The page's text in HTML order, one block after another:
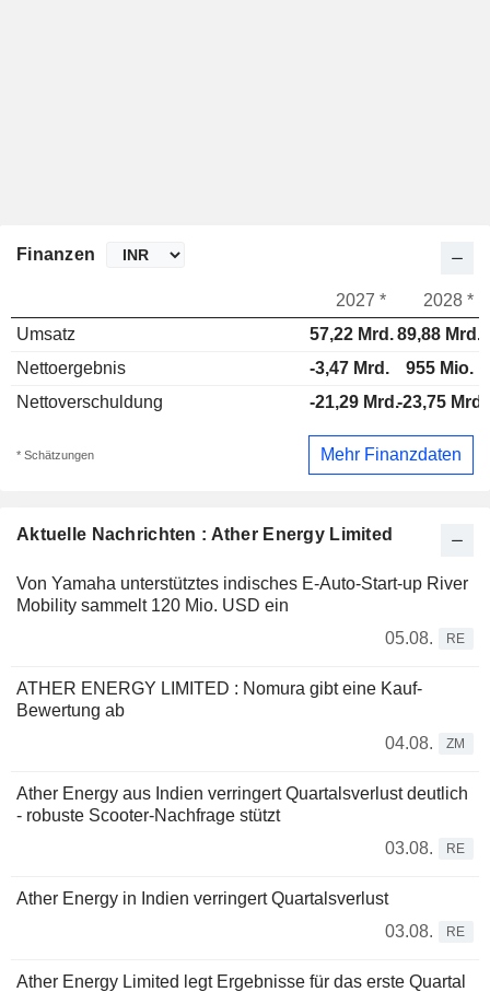
Aktuelle Nachrichten : Ather Energy Limited
Von Yamaha unterstütztes indisches E-Auto-Start-up River
Mobility sammelt 120 Mio. USD ein
05.08.
RE
ATHER ENERGY LIMITED : Nomura gibt eine Kauf-
Bewertung ab
04.08.
ZM
Ather Energy aus Indien verringert Quartalsverlust deutlich
- robuste Scooter-Nachfrage stützt
03.08.
RE
Ather Energy in Indien verringert Quartalsverlust
03.08.
RE
Ather Energy Limited legt Ergebnisse für das erste Quartal
Finanzen
2027 *
2028 *
Umsatz
57,22 Mrd.89,88 Mrd.
Nettoergebnis
-3,47 Mrd.
955 Mio.
Nettoverschuldung
-21,29 Mrd.-23,75 Mrd.
* Schätzungen Mehr Finanzdaten